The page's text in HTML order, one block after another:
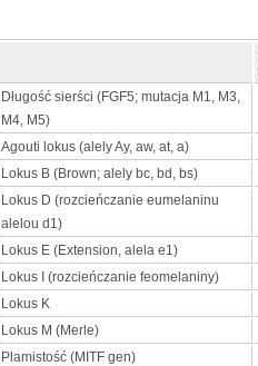
Długość sierści (FGF5; mutacja M1, M3,
M4, M5)
Agouti lokus (alely Ay, aw, at, a)
Lokus B (Brown; alely bc, bd, bs)
Lokus D (rozcieńczanie eumelaninu
alelou d1)
Lokus E (Extension, alela e1)
Lokus I (rozcieńczanie feomelaniny)
Lokus K
Lokus M (Merle)
Plamistość (MITF gen)